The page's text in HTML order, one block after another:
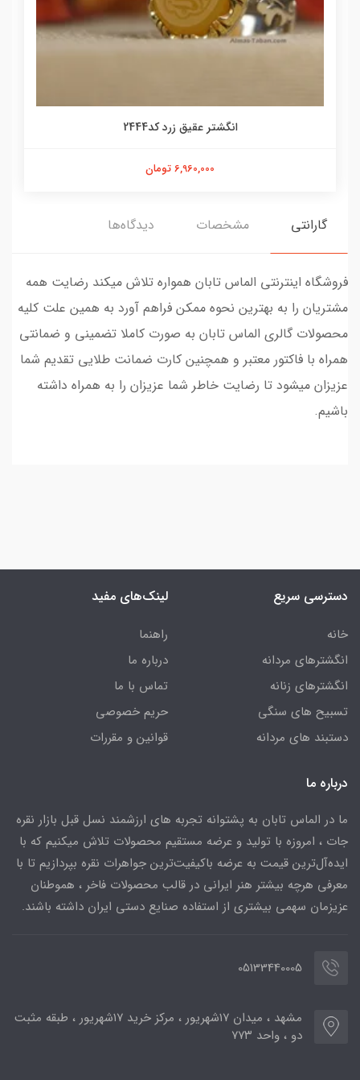
انگشتر عقیق زرد کد2444
6,960,000 تومان
گارانتی مشخصات دیدگاه‌ها
فروشگاه اینترنتی الماس تابان همواره تلاش میکند رضایت همه
مشتریان را به بهترین نحوه ممکن فراهم آورد به همین علت کلیه
محصولات گالری الماس تابان به صورت کاملا تضمینی و ضمانتی
همراه با فاکتور معتبر و همچنین کارت ضمانت طلایی تقدیم شما
عزیزان میشود تا رضایت خاطر شما عزیزان را به همراه داشته
باشیم.
دسترسی سریع
خانه
انگشترهای مردانه
انگشترهای زنانه
تسبیح های سنگی
دستبند های مردانه
لینک‌های مفید
راهنما
درباره ما
تماس با ما
حریم خصوصی
قوانین و مقررات
درباره ما
ما در الماس تابان به پشتوانه تجربه های ارزشمند نسل قبل بازار نقره
جات ، امروزه با تولید و عرضه مستقیم محصولات تلاش میکنیم که با
ایده‌آل‌ترین قیمت به عرضه باکیفیت‌ترین جواهرات نقره بپردازیم تا با
معرفی هرچه بیشتر هنر ایرانی در قالب محصولات فاخر ، هموطنان
عزیزمان سهمی بیشتری از استفاده صنایع دستی ایران داشته باشند.
05133440005
مشهد ، میدان ۱۷شهریور ، مرکز خرید ۱۷شهریور ، طبقه مثبت
دو ، واحد ۷۷۳